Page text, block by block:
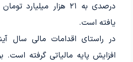
یافته است.
در راستای اقدامات مالی سال
افزایش پایه مالیاتی گرفته است.